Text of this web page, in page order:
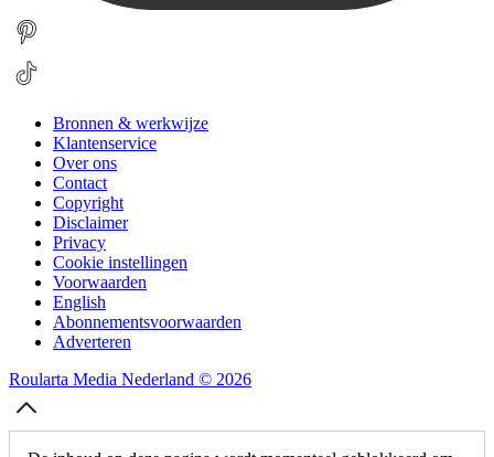
Bronnen & werkwijze
Klantenservice
Over ons
Contact
Copyright
Disclaimer
Privacy
Cookie instellingen
Voorwaarden
English
Abonnementsvoorwaarden
Adverteren
Roularta Media Nederland © 2026